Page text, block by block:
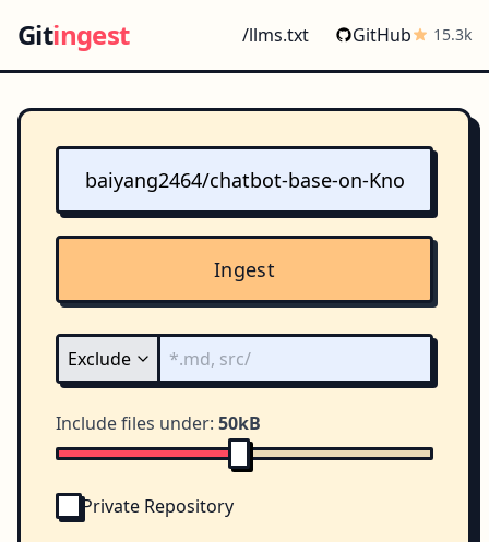
Gitingest /llms.txt GitHub 15.3k
Ingest
Include files under: 50kB
Private Repository